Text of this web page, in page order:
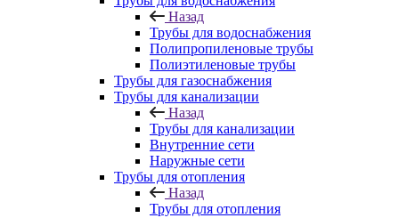
Назад
Трубы для водоснабжения
Полипропиленовые трубы
Полиэтиленовые трубы
Трубы для газоснабжения
Трубы для канализации
Назад
Трубы для канализации
Внутренние сети
Наружные сети
Трубы для отопления
Назад
Трубы для отопления